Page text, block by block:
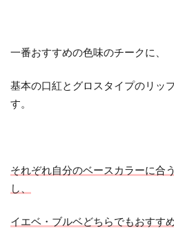
一番おすすめの色味のチークに、
基本の口紅とグロスタイプのリッ
す。
それぞれ自分のベースカラーに合
し、
イエベ・ブルベどちらでもおすす